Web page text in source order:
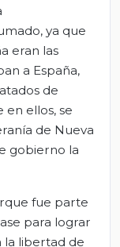
ya que
eran las
a España,
de
ellos, se
de Nueva
gobierno la
fue parte
para lograr
la libertad de